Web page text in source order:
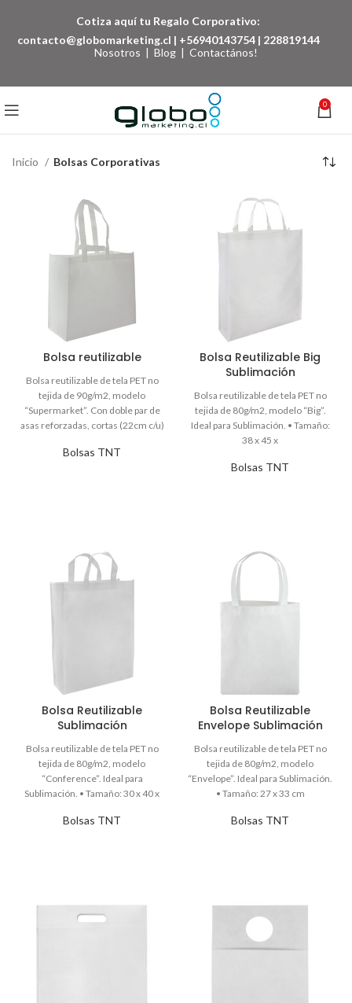
Cotiza aquí tu Regalo Corporativo:
contacto@globomarketing.cl | +56940143754 | 228819144
Nosotros | Blog | Contactános!
0
Inicio Bolsas Corporativas
Bolsa reutilizable
Bolsas TNT
Bolsa Reutilizable Big
Sublimación
Bolsas TNT
Bolsa Reutilizable
Sublimación
Bolsas TNT
Bolsa Reutilizable
Envelope Sublimación
Bolsas TNT